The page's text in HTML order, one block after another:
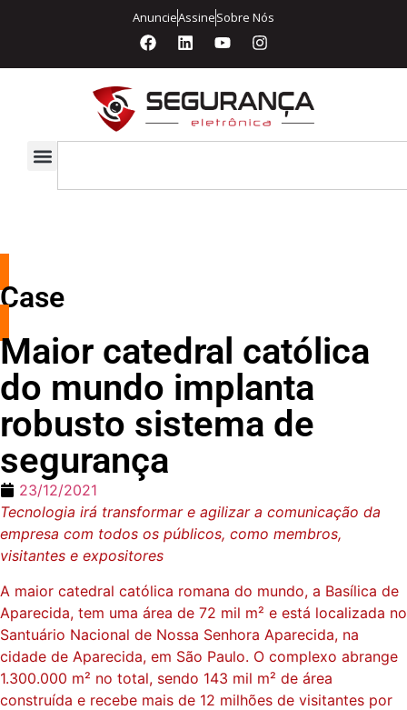
AnuncieAssineSobre Nós
Case
Maior catedral católica
do mundo implanta
robusto sistema de
segurança
23/12/2021
Tecnologia irá transformar e agilizar a comunicação da
empresa com todos os públicos, como membros,
visitantes e expositores
A maior catedral católica romana do mundo, a Basílica de
Aparecida, tem uma área de 72 mil m² e está localizada no
Santuário Nacional de Nossa Senhora Aparecida, na
cidade de Aparecida, em São Paulo. O complexo abrange
1.300.000 m² no total, sendo 143 mil m² de área
construída e recebe mais de 12 milhões de visitantes por